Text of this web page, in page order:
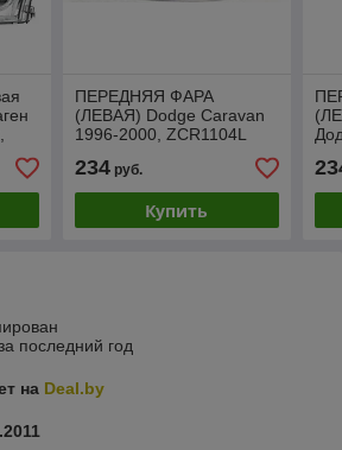
ПЕРЕДНЯЯ ФАРА
(ЛЕВАЯ) Dodge Caravan
1996-2000, ZCR1104L
234руб.
Купить
последний год
на Deal.by